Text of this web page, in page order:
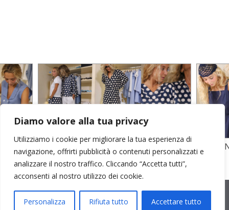
Diamo valore alla tua privacy
Utilizziamo i cookie per migliorare la tua esperienza di
navigazione, offrirti pubblicità o contenuti personalizzati e
analizzare il nostro traffico. Cliccando “Accetta tutti”,
acconsenti al nostro utilizzo dei cookie.
Personalizza Rifiuta tutto Accettare tutto
STAMPA SU CREPE SETA E POPELINE
COTONE
GARZA
Bernareggio MB | sede legale: via Duca degli Abruzzi 7/A, 20871
Vimercate MB | r.e.a.: MB-2559099 | C.F / P.IVA IT10810090968 |